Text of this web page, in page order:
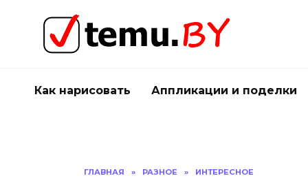
содержанию
Как нарисовать Аппликации и поделки
ГЛАВНАЯ » РАЗНОЕ » ИНТЕРЕСНОЕ